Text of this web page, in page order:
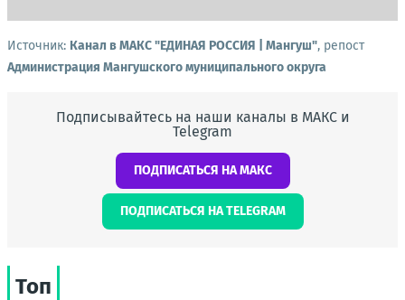
Источник: Канал в МАКС "ЕДИНАЯ РОССИЯ | Мангуш", репост
Администрация Мангушского муниципального округа
Подписывайтесь на наши каналы в МАКС и
Telegram
ПОДПИСАТЬСЯ НА МАКС
ПОДПИСАТЬСЯ НА TELEGRAM
Топ